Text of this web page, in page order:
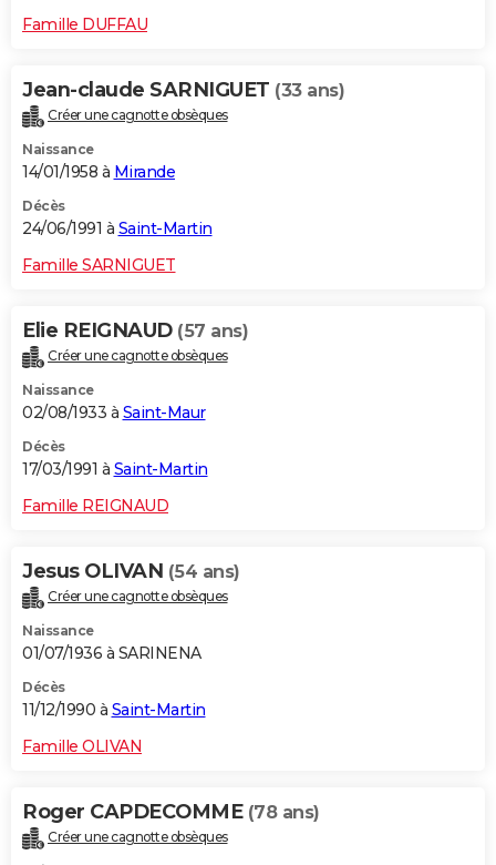
Famille DUFFAU
Jean-claude SARNIGUET (33 ans)
Créer une cagnotte obsèques
Naissance
14/01/1958 à Mirande
Décès
24/06/1991 à Saint-Martin
Famille SARNIGUET
Elie REIGNAUD (57 ans)
Créer une cagnotte obsèques
Naissance
02/08/1933 à Saint-Maur
Décès
17/03/1991 à Saint-Martin
Famille REIGNAUD
Jesus OLIVAN (54 ans)
Créer une cagnotte obsèques
Naissance
01/07/1936 à SARINENA
Décès
11/12/1990 à Saint-Martin
Famille OLIVAN
Roger CAPDECOMME (78 ans)
Créer une cagnotte obsèques